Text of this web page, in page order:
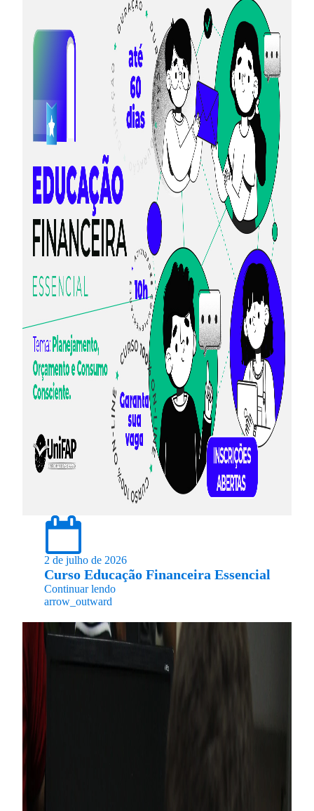
2 de julho de 2026
Curso Educação Financeira Essencial
Continuar lendo
arrow_outward